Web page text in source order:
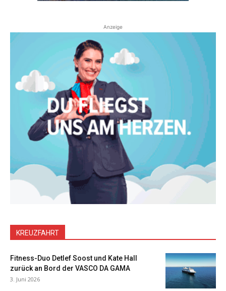
Anzeige
KREUZFAHRT
Fitness-Duo Detlef Soost und Kate Hall
zurück an Bord der VASCO DA GAMA
3. Juni 2026